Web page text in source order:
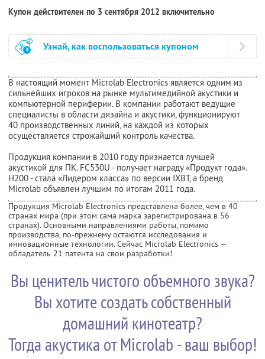
Купон действителен по 3 сентября 2012 включительно
Узнай, как воспользоваться купоном
В настоящий момент Microlab Electronics является одним из
сильнейших игроков на рынке мультимедийной акустики и
компьютерной периферии. В компании работают ведущие
специалисты в области дизайна и акустики, функционируют
40 производственных линий, на каждой из которых
осуществляется строжайший контроль качества.
Продукция компании в 2010 году признается лучшей
акустикой для ПК. FC530U - получает награду «Продукт года».
H200 - стала «Лидером класса» по версии IXBT, а бренд
Microlab объявлен лучшим по итогам 2011 года.
Продукция Microlab Electronics представлена более, чем в 40
странах мира (при этом сама марка зарегистрирована в 56
странах). Основными направлениями работы, помимо
производства, по-прежнему остаются исследования и
инновационные технологии. Сейчас Microlab Electronics —
обладатель 21 патента на свои разработки!
Вы ценитель чистого объемного звука?
Вы хотите создать собственный
домашний кинотеатр?
Тогда акустика от Microlab - ваш выбор!